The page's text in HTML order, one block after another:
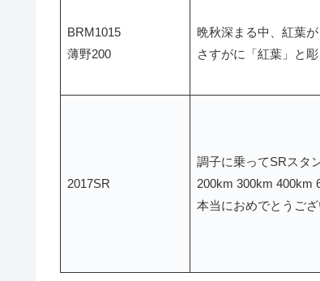
BRM1015
薄野200
晩秋深まる中、紅葉
さすがに「紅葉」と
2017SR
調子に乗ってSRスタ
200km 300km 400km
本当におめでとうご